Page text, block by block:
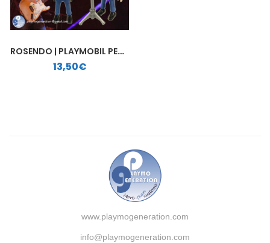
ROSENDO | PLAYMOBIL PERSONALIZADO
13,50€
www.playmogeneration.com
info@playmogeneration.com